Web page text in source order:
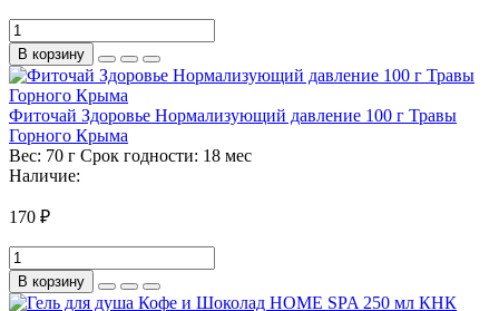
В корзину
Фиточай Здоровье Нормализующий давление 100 г Травы
Горного Крыма
Вес: 70 г Срок годности: 18 мес
Наличие:
170 ₽
В корзину